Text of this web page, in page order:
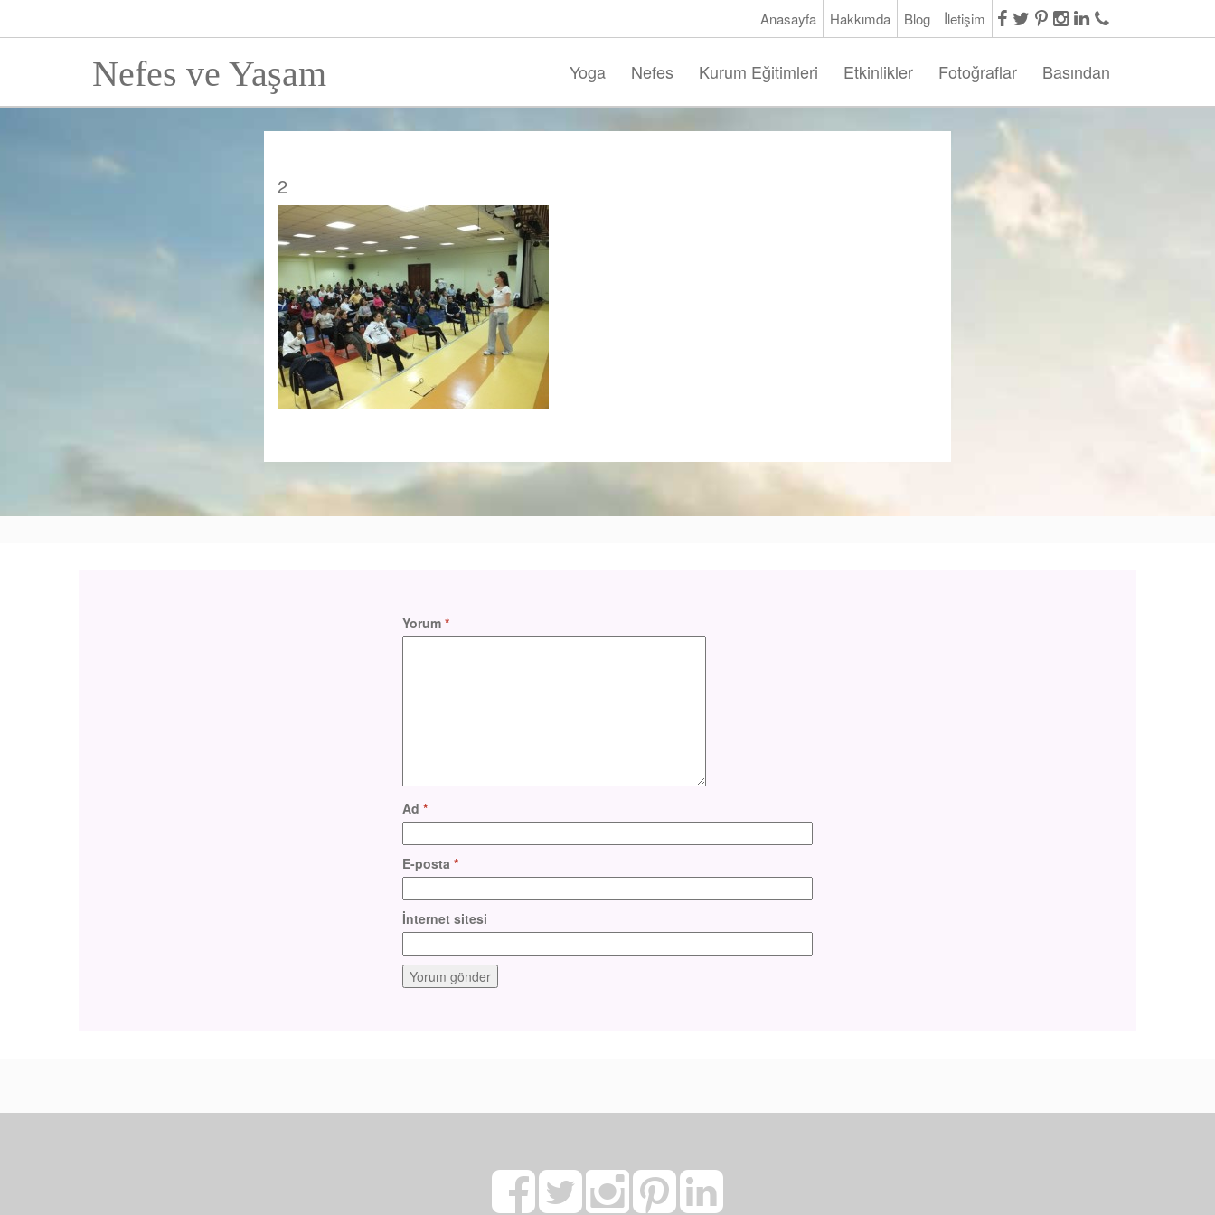
Anasayfa Hakkımda Blog İletişim
Nefes ve Yaşam Yoga Nefes Kurum Eğitimleri Etkinlikler Fotoğraflar Basından
2
Yorum *
Ad *
E-posta *
İnternet sitesi